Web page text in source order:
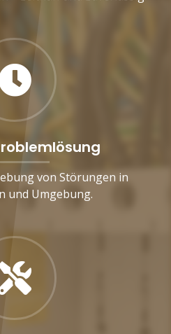
von Störungen in
und Umgebung.